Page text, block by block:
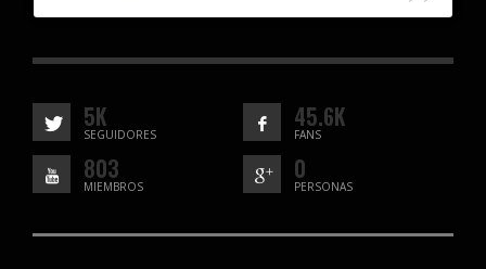
5K
SEGUIDORES
45.6K
FANS
803
MIEMBROS
0
PERSONAS